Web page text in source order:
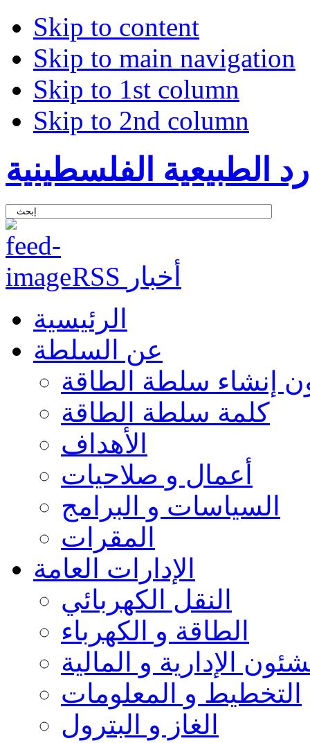
Skip to content
Skip to main navigation
Skip to 1st column
Skip to 2nd column
الطبيعية الفلسطينية
RSS أخبار
الرئيسية
عن السلطة
إنشاء سلطة الطاقة
كلمة سلطة الطاقة
الأهداف
أعمال و صلاحيات
السياسات و البرامج
المقرات
الإدارات العامة
النقل الكهربائي
الطاقة و الكهرباء
الإدارية و المالية
التخطيط و المعلومات
الغاز و البترول